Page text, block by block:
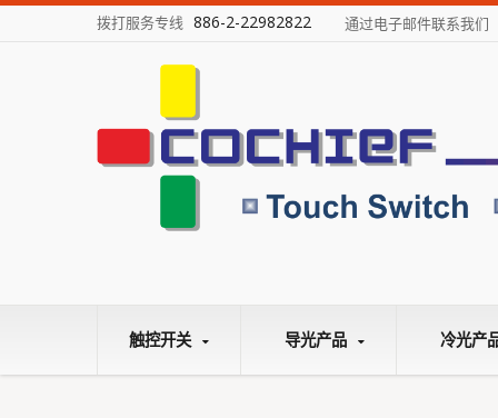
拨打服务专线 886-2-22982822 通过电子邮件联系我们
触控开关 导光产品 冷光产